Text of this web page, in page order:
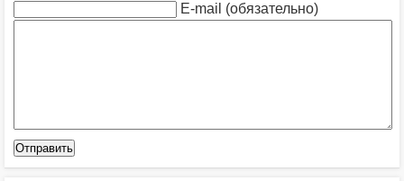
E-mail (обязательно)